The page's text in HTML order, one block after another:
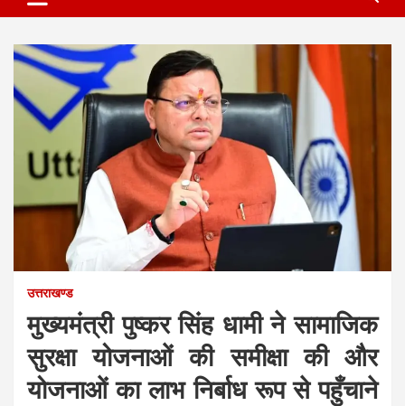
उत्तराखण्ड
मुख्यमंत्री पुष्कर सिंह धामी ने सामाजिक
सुरक्षा योजनाओं की समीक्षा की और
योजनाओं का लाभ निर्बाध रूप से पहुँचाने